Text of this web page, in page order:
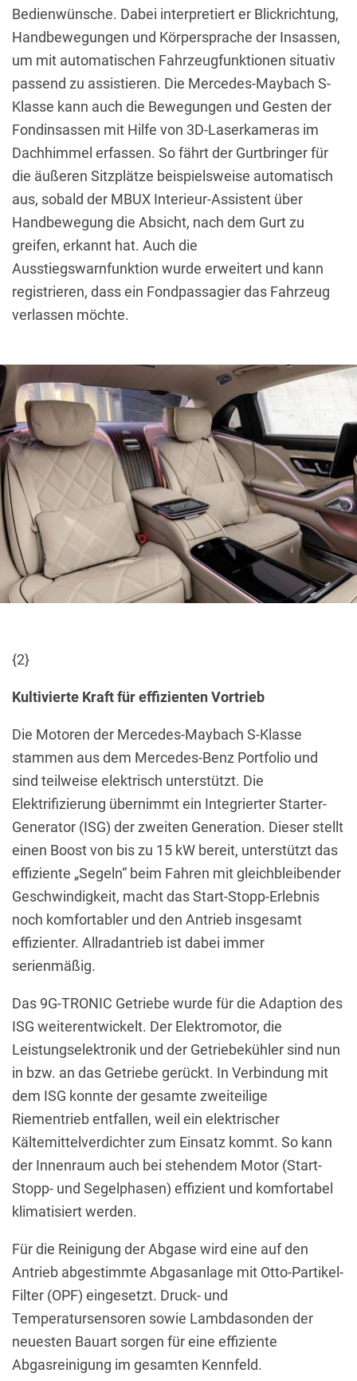
Bedienwünsche. Dabei interpretiert er Blickrichtung,
Handbewegungen und Körpersprache der Insassen,
um mit automatischen Fahrzeugfunktionen situativ
passend zu assistieren. Die Mercedes-Maybach S-
Klasse kann auch die Bewegungen und Gesten der
Fondinsassen mit Hilfe von 3D-Laserkameras im
Dachhimmel erfassen. So fährt der Gurtbringer für
die äußeren Sitzplätze beispielsweise automatisch
aus, sobald der MBUX Interieur-Assistent über
Handbewegung die Absicht, nach dem Gurt zu
greifen, erkannt hat. Auch die
Ausstiegswarnfunktion wurde erweitert und kann
registrieren, dass ein Fondpassagier das Fahrzeug
verlassen möchte.
{2}
Kultivierte Kraft für effizienten Vortrieb
Die Motoren der Mercedes-Maybach S-Klasse
stammen aus dem Mercedes-Benz Portfolio und
sind teilweise elektrisch unterstützt. Die
Elektrifizierung übernimmt ein Integrierter Starter-
Generator (ISG) der zweiten Generation. Dieser stellt
einen Boost von bis zu 15 kW bereit, unterstützt das
effiziente „Segeln“ beim Fahren mit gleichbleibender
Geschwindigkeit, macht das Start-Stopp-Erlebnis
noch komfortabler und den Antrieb insgesamt
effizienter. Allradantrieb ist dabei immer
serienmäßig.
Das 9G-TRONIC Getriebe wurde für die Adaption des
ISG weiterentwickelt. Der Elektromotor, die
Leistungselektronik und der Getriebekühler sind nun
in bzw. an das Getriebe gerückt. In Verbindung mit
dem ISG konnte der gesamte zweiteilige
Riementrieb entfallen, weil ein elektrischer
Kältemittelverdichter zum Einsatz kommt. So kann
der Innenraum auch bei stehendem Motor (Start-
Stopp- und Segelphasen) effizient und komfortabel
klimatisiert werden.
Für die Reinigung der Abgase wird eine auf den
Antrieb abgestimmte Abgasanlage mit Otto-Partikel-
Filter (OPF) eingesetzt. Druck- und
Temperatursensoren sowie Lambdasonden der
neuesten Bauart sorgen für eine effiziente
Abgasreinigung im gesamten Kennfeld.